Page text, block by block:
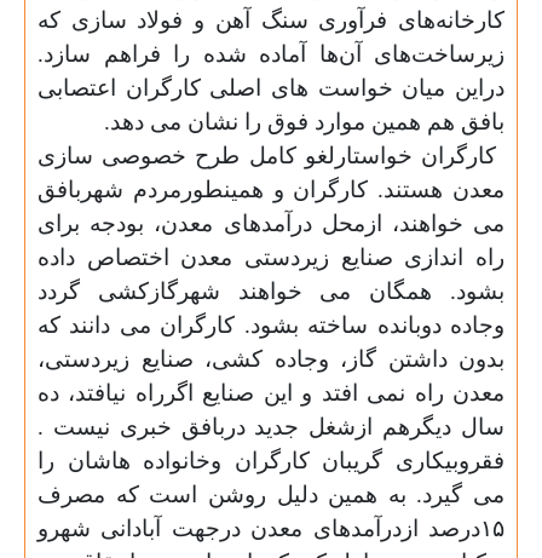
کارخانه‌های فرآوری سنگ آهن و فولاد سازی که
زیرساخت‌های آن‌ها آماده شده را فراهم سازد.
دراین میان خواست های اصلی کارگران اعتصابی
بافق هم همین موارد فوق را نشان می دهد.
کارگران خواستارلغو کامل طرح خصوصی سازی
معدن هستند. کارگران و همینطورمردم شهربافق
می خواهند، ازمحل درآمدهای معدن، بودجه برای
راه اندازی صنایع زیردستی معدن اختصاص داده
بشود. همگان می خواهند شهرگازکشی گردد
وجاده دوبانده ساخته بشود. کارگران می دانند که
بدون داشتن گاز، وجاده کشی، صنایع زیردستی،
معدن راه نمی افتد و این صنایع اگرراه نیافتد، ده
سال دیگرهم ازشغل جدید دربافق خبری نیست .
فقروبیکاری گریبان کارگران وخانواده هاشان را
می گیرد. به همین دلیل روشن است که مصرف
۱۵درصد ازدرآمدهای معدن درجهت آبادانی شهرو